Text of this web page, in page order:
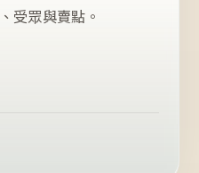
受眾與賣點。